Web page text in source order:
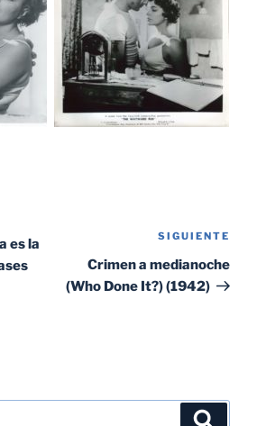
es la
SIGUIENTE
Crimen a medianoche
(Who Done It?) (1942)